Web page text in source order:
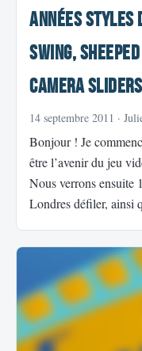
années styles
Swing,
Camera Sliders
14 septembre 2011 ·
Bonjour ! Je
être l’avenir du jeu
Nous verrons ensuite
Londres défiler, ainsi